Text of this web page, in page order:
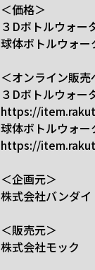
＜価格＞
３Dボトルウォ
球体ボトルウォ
＜オンライン販
３Dボトルウォ
https://
球体ボトルウォ
https://
＜企画元＞
株式会社バンダイ
＜販売元＞
株式会社モック